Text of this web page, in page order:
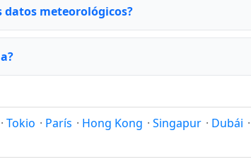
datos meteorológicos?
· Tokio · París · Hong Kong · Singapur · Dubái ·